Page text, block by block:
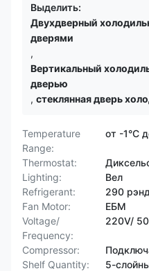
Выделить:
Двухдверный
дверями
,
Вертикальный
дверью
, стеклянная дверь
Temperature
Range:
от -1°C
Thermostat:
Lighting:
Вел
Refrigerant:
290
Fan Motor:
ЕБМ
Voltage/
Frequency:
220V/
Compressor:
Shelf Quantity:
5-